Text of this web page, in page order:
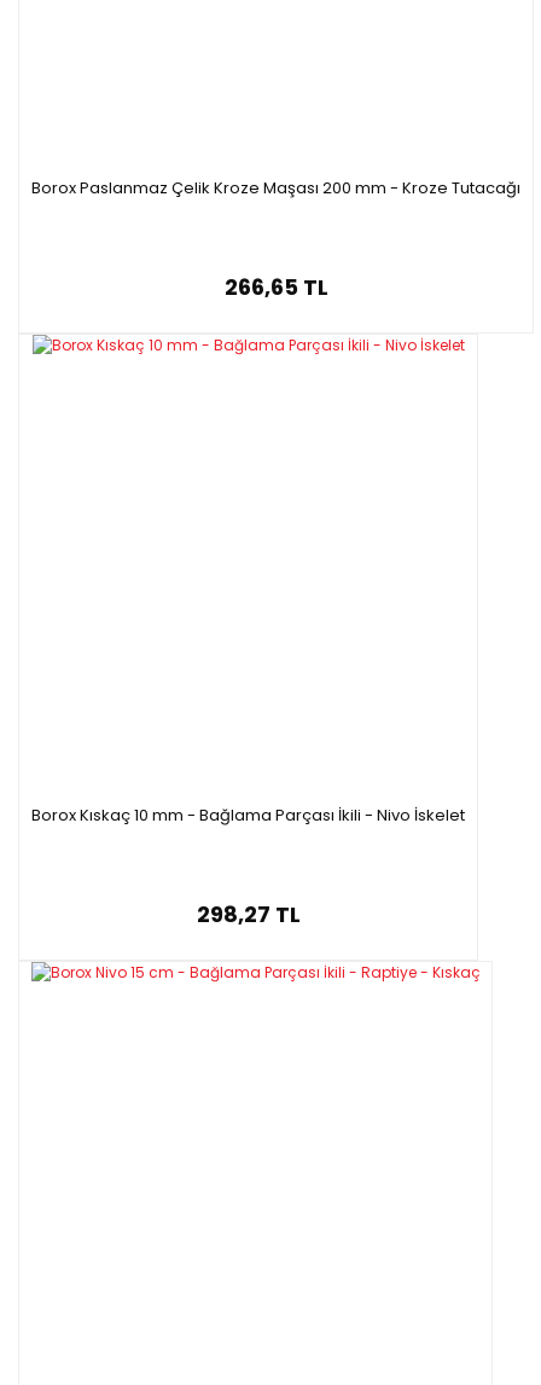
Borox Paslanmaz Çelik Kroze Maşası 200 mm - Kroze Tutacağı
266,65 TL
Borox Kıskaç 10 mm - Bağlama Parçası İkili - Nivo İskelet
298,27 TL